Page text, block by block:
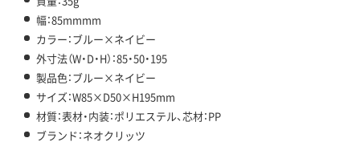
幅：85mmmm
カラー：ブルー×ネイビー
外寸法（W・D・H）：85・50・195
製品色：ブルー×ネイビー
サイズ：W85×D50×H195mm
材質：表材・内装：ポリエステル、芯材：PP
ブランド：ネオクリッツ